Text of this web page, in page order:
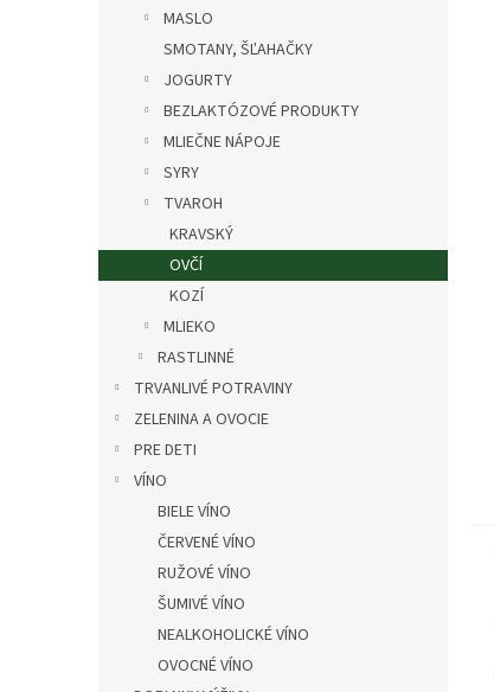
MASLO
SMOTANY, ŠĽAHAČKY
JOGURTY
BEZLAKTÓZOVÉ PRODUKTY
MLIEČNE NÁPOJE
SYRY
TVAROH
KRAVSKÝ
OVČÍ
KOZÍ
MLIEKO
RASTLINNÉ
TRVANLIVÉ POTRAVINY
ZELENINA A OVOCIE
PRE DETI
VÍNO
BIELE VÍNO
ČERVENÉ VÍNO
RUŽOVÉ VÍNO
ŠUMIVÉ VÍNO
NEALKOHOLICKÉ VÍNO
OVOCNÉ VÍNO